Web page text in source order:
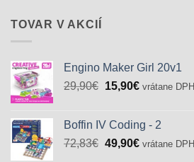
TOVAR V AKCIÍ
Engino Maker Girl 20v1
29,90€ Pôvodná
29,90€.
15,90€Aktuálna
15,90€.
vrátane DPH
Boffin IV Coding - 2
72,83€ Pôvodná
49,90€Aktuálna
vrátane DPH